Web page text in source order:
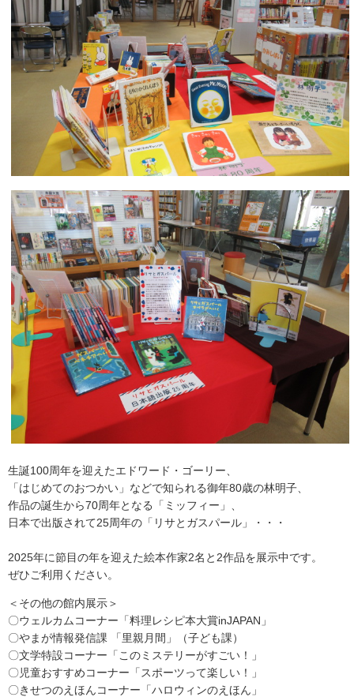
生誕100周年を迎えたエドワード・ゴーリー、
「はじめてのおつかい」などで知られる御年80歳の林明子、
作品の誕生から70周年となる「ミッフィー」、
日本で出版されて25周年の「リサとガスパール」・・・
2025年に節目の年を迎えた絵本作家2名と2作品を展示中です。
ぜひご利用ください。
＜その他の館内展示＞
〇ウェルカムコーナー「料理レシピ本大賞inJAPAN」
〇やまが情報発信課 「里親月間」（子ども課）
〇文学特設コーナー「このミステリーがすごい！」
〇児童おすすめコーナー「スポーツって楽しい！」
〇きせつのえほんコーナー「ハロウィンのえほん」